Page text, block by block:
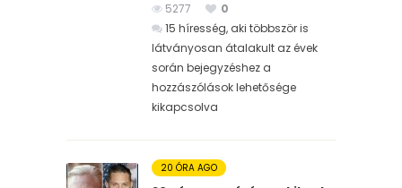
5277
0
15 híresség, aki többször is
látványosan átalakult az évek
során bejegyzéshez a
hozzászólások lehetősége
kikapcsolva
20 ÓRA AGO